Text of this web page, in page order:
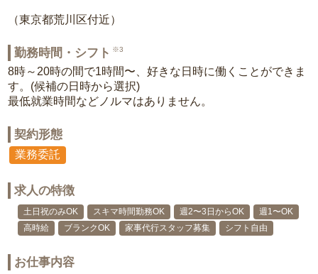
（東京都荒川区付近）
勤務時間・シフト ※3
8時～20時の間で1時間〜、好きな日時に働くことができま
す。(候補の日時から選択)
最低就業時間などノルマはありません。
契約形態
業務委託
求人の特徴
土日祝のみOK スキマ時間勤務OK 週2〜3日からOK
週1〜OK
高時給
ブランクOK 家事代行スタッフ募集 シフト自由
お仕事内容